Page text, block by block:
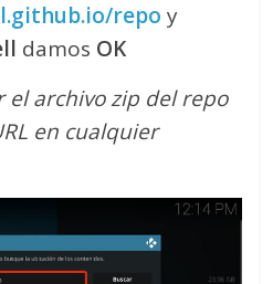
repo y
damos OK
el archivo zip del repo
en cualquier